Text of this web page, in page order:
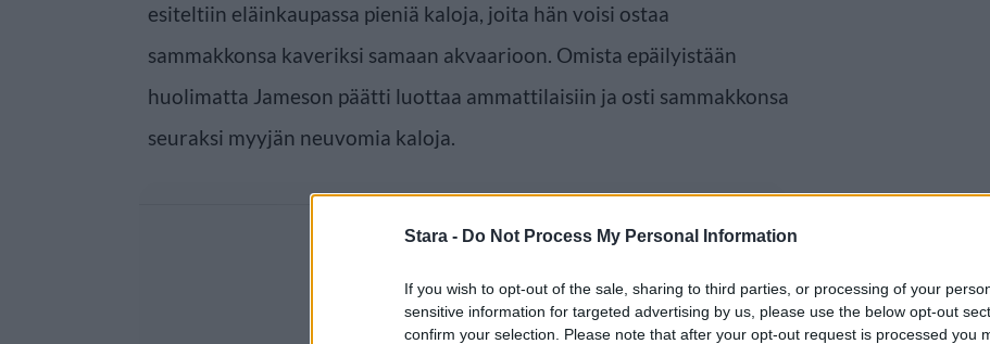
Stara - Do Not Process My Personal Information
If you wish to opt-out of the sale, sharing to third parties, or processing of your
sensitive information for targeted advertising by us, please use the below opt-out
confirm your selection. Please note that after your opt-out request is processed you
esiteltiin eläinkaupassa pieniä kaloja, joita hän voisi ostaa
sammakkonsa kaveriksi samaan akvaarioon. Omista epäilyistään
huolimatta Jameson päätti luottaa ammattilaisiin ja osti sammakkonsa
seuraksi myyjän neuvomia kaloja.